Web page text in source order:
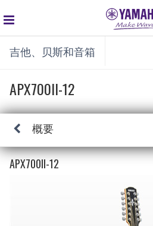
global
navigation
吉他、贝斯和音箱
APX700II-12
概要
APX700II-12